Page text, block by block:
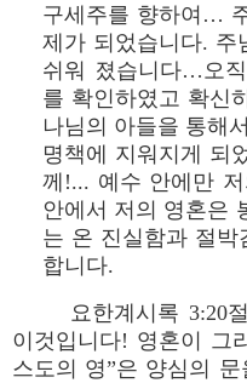
구세주를 향하여…
제가 되었습니다. 주
쉬워 졌습니다…오
를 확인하였고 확신
나님의 아들을 통해
명책에 지워지게 되
께!... 예수 안에만
안에서 저의 영혼은
는 온 진실함과 절
합니다.
요한계시록 3:20
이것입니다! 영혼이 그
스도의 영”은 양심의